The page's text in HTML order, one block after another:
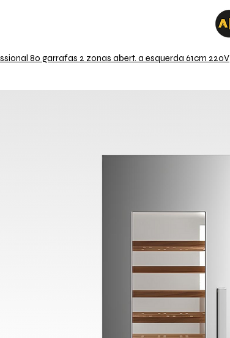
80 garrafas 2 zonas abert. a esquerda 61cm 220V